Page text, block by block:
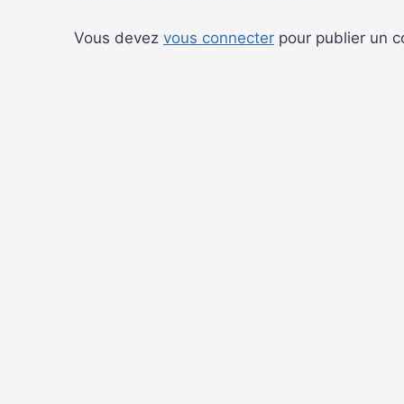
Vous devez vous connecter pour publier un